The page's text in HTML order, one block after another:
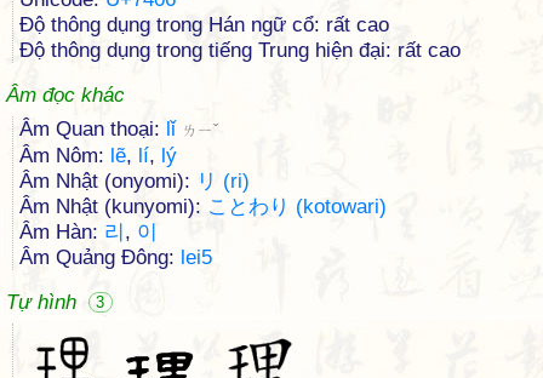
Độ thông dụng trong Hán ngữ cổ: rất cao
Độ thông dụng trong tiếng Trung hiện đại: rất cao
Âm đọc khác
Âm Quan thoại: lǐ ㄌㄧˇ
Âm Nôm: lẽ, lí, lý
Âm Nhật (onyomi): リ (ri)
Âm Nhật (kunyomi): ことわり (kotowari)
Âm Hàn: 리 , 이
Âm Quảng Đông: lei5
Tự hình
3